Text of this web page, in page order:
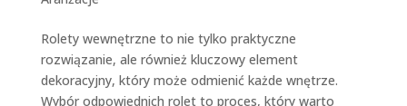
Rolety wewnętrzne to nie tylko praktyczne
rozwiązanie, ale również kluczowy element
dekoracyjny, który może odmienić każde wnętrze.
Wybór odpowiednich rolet to proces, który warto